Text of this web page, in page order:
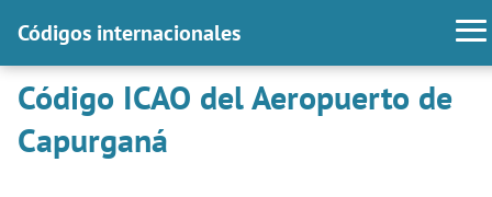
Códigos internacionales
Código ICAO del Aeropuerto de
Capurganá